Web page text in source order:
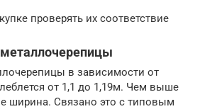
проверять их соответствие
в зависимости от
от 1,1 до 1,19м. Чем выше
ширина. Связано это с типовым